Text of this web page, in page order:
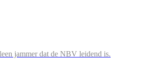
jammer dat de NBV leidend is.